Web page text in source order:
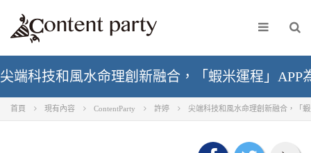
尖端科技和風水命理創新融合，「蝦米運程」APP
首頁 現有內容 ContentParty 許婷 尖端科技和風水命理創新融合，「